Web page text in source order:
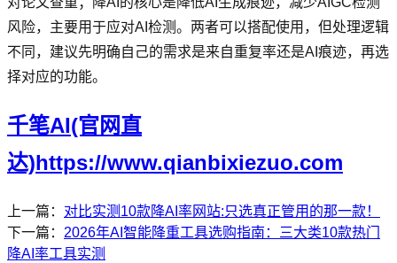
风险，主要用于应对AI检测。两者可以搭配使用，但处理逻辑
不同，建议先明确自己的需求是来自重复率还是AI痕迹，再选
择对应的功能。
千笔AI(官网直
达)https://www.qianbixiezuo.com
上一篇： 对比实测10款降AI率网站:只选真正管用的那一款！
下一篇： 2026年AI智能降重工具选购指南：三大类10款热门
降AI率工具实测